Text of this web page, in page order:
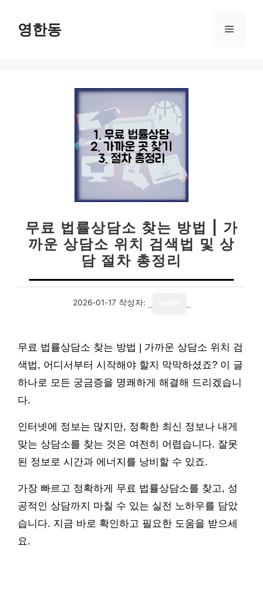
영한동 메
무료 법률상담소 찾는 방법 | 가
까운 상담소 위치 검색법 및 상
담 절차 총정리
2026-01-17 작성자:
무료 법률상담소 찾는 방법 | 가까운 상담소 위치 검
색법, 어디서부터 시작해야 할지 막막하셨죠? 이 글
하나로 모든 궁금증을 명쾌하게 해결해 드리겠습니
다.
인터넷에 정보는 많지만, 정확한 최신 정보나 내게
맞는 상담소를 찾는 것은 여전히 어렵습니다. 잘못
된 정보로 시간과 에너지를 낭비할 수 있죠.
가장 빠르고 정확하게 무료 법률상담소를 찾고, 성
공적인 상담까지 마칠 수 있는 실전 노하우를 담았
습니다. 지금 바로 확인하고 필요한 도움을 받으세
요.